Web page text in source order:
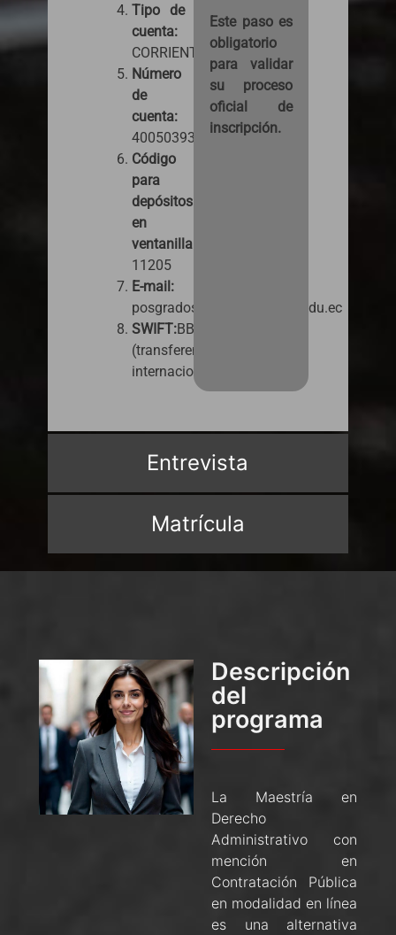
Entrevista
Matrícula
Tipo de
cuenta:
CORRIENTE
Número
de
cuenta:
4005039382
Código
para
depósitos
en
ventanilla:
11205
E-mail:
posgrados.pagos@ucacue.edu.ec
SWIFT:BBOLECEGXXX
(transferencias
internacionales).
Este paso es
obligatorio
para validar
su proceso
oficial de
inscripción.
Descripción
del
programa
La Maestría en
Derecho
Administrativo con
mención en
Contratación Pública
en modalidad en línea
es una alternativa